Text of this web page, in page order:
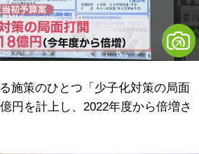
施策のひとつ「少子化対策の局面
円を計上し、2022年度から倍増さ